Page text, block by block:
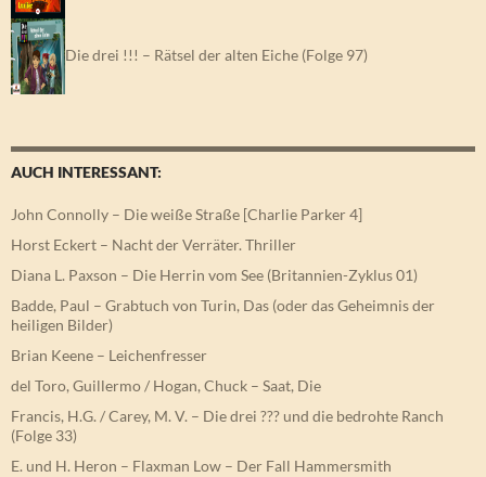
Die drei !!! – Rätsel der alten Eiche (Folge 97)
AUCH INTERESSANT:
John Connolly – Die weiße Straße [Charlie Parker 4]
Horst Eckert – Nacht der Verräter. Thriller
Diana L. Paxson – Die Herrin vom See (Britannien-Zyklus 01)
Badde, Paul – Grabtuch von Turin, Das (oder das Geheimnis der
heiligen Bilder)
Brian Keene – Leichenfresser
del Toro, Guillermo / Hogan, Chuck – Saat, Die
Francis, H.G. / Carey, M. V. – Die drei ??? und die bedrohte Ranch
(Folge 33)
E. und H. Heron – Flaxman Low – Der Fall Hammersmith